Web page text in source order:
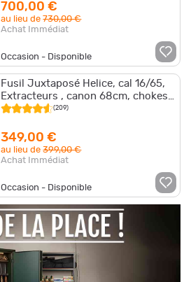
700,00 €
au lieu de730,00 €
Achat Immédiat
Occasion - Disponible
Fusil Juxtaposé Helice, cal 16/65,
Extracteurs , canon 68cm, chokes
fixes, bon etat
(209)
349,00 €
au lieu de399,00 €
Achat Immédiat
Occasion - Disponible